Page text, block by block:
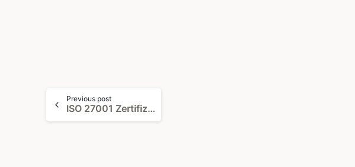
Continue
Reading
Previous post
ISO 27001 Zertifizierung erfolgreich